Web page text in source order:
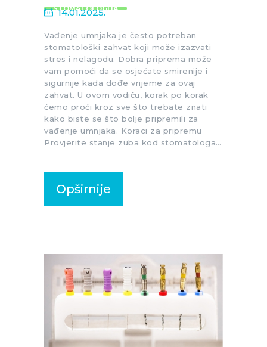
STOMATOLOGIJA
14.01.2025.
Vađenje umnjaka je često potreban
stomatološki zahvat koji može izazvati
stres i nelagodu. Dobra priprema može
vam pomoći da se osjećate smirenije i
sigurnije kada dođe vrijeme za ovaj
zahvat. U ovom vodiču, korak po korak
ćemo proći kroz sve što trebate znati
kako biste se što bolje pripremili za
vađenje umnjaka. Koraci za pripremu
Provjerite stanje zuba kod stomatologa…
Opširnije